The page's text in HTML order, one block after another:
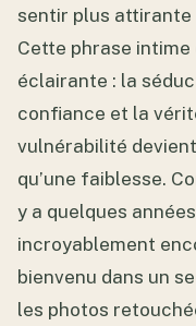
sentir plus attirante
Cette phrase
éclairante : la
confiance et la
vulnérabilité
qu’une faiblesse.
y a quelques
incroyablement
bienvenu dans un
les photos